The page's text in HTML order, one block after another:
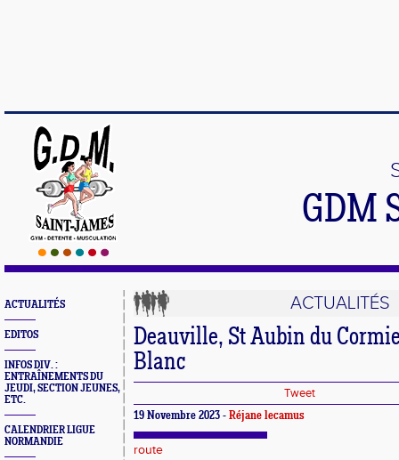
GDM
ACTUALITÉS
EDITOS
INFOS DIV. :
ENTRAÎNEMENTS DU
JEUDI, SECTION JEUNES,
ETC.
CALENDRIER LIGUE
NORMANDIE
ACTUALITÉS
Deauville, St Aubin du
Blanc
Tweet
19 Novembre 2023 - Réjane lecamus
route